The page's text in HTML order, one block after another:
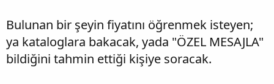
Bulunan bir şeyin fiyatını öğrenmek isteyen;
ya kataloglara bakacak, yada "ÖZEL MESAJLA"
bildiğini tahmin ettiği kişiye soracak.